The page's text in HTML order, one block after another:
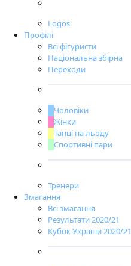
Logos
Профілі
Всі фігуристи
Національна збірна
Переходи
Чоловіки
Жінки
Танці на льоду
Спортивні пари
Тренери
Змагання
Всі змагання
Результати 2020/21
Кубок України 2020/21